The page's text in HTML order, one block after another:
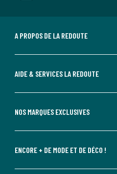
A PROPOS DE LA REDOUTE
AIDE & SERVICES LA REDOUTE
NOS MARQUES EXCLUSIVES
ENCORE + DE MODE ET DE DÉCO !